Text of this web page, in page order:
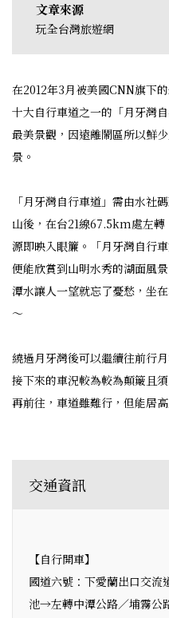
文章來源
玩全台灣旅遊網
在2012年3月被美國CNN旗下
十大自行車道之一的「月牙灣
最美景觀，因遠離鬧區所以鮮
景。
「月牙灣自行車道」需由水社
山後，在台21線67.5km處左
源即映入眼簾。「月牙灣自行
便能欣賞到山明水秀的湖面風
潭水讓人一望就忘了憂愁，坐
～
繞過月牙灣後可以繼續往前行
接下來的車況較為較為顛簸且
再前往，車道雖難行，但能居
交通資訊
【自行開車】
國道六號：下愛蘭出口交流
池→左轉中潭公路／埔霧